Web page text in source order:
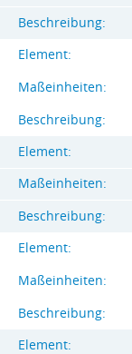
Beschreibung:
Element:
Maßeinheiten:
Beschreibung:
Element:
Maßeinheiten:
Beschreibung:
Element:
Maßeinheiten:
Beschreibung:
Element: